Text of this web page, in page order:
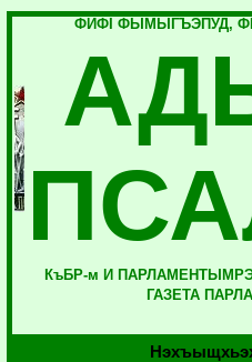
ФИФI ФЫМЫГЪЭПУД,
КъБР-м И
ГАЗЕТА